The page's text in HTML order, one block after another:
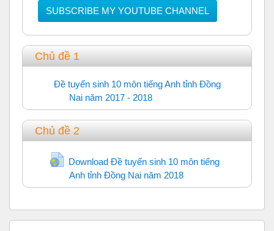
SUBSCRIBE MY YOUTUBE CHANNEL
Chủ đề 1
Đề tuyển sinh 10 môn tiếng Anh tỉnh Đồng
Nai năm 2017 - 2018Trắc nghiệm
Chủ đề 2
Download Đề tuyển sinh 10 môn tiếng
Anh tỉnh Đồng Nai năm 2018
URL